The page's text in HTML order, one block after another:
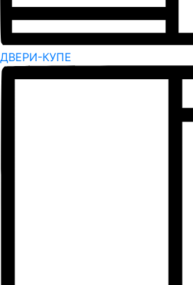
ДВЕРИ-КУПЕ